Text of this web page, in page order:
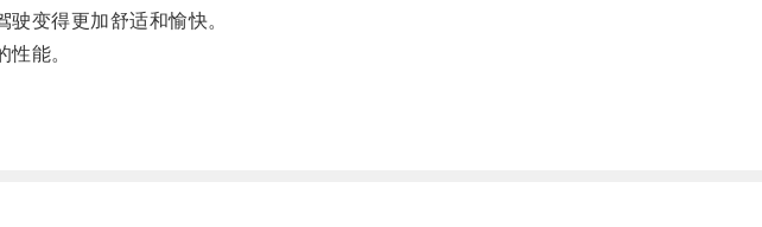
变得更加舒适和愉快。
能。